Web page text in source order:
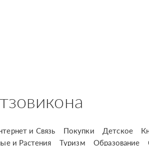
и Связь Покупки Детское
и Растения Туризм Образование